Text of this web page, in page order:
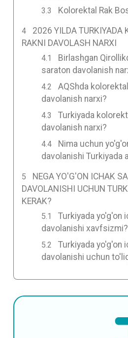
Kolorektal Rak
2026 YILDA TURKIYADA
RAKNI DAVOLASH NARXI
Birlashgan
saraton davolanish
AQShda
davolanish narxi?
Turkiyada
davolanish narxi?
Nima uchun
davolanishi Turkiyada
NEGA YO'G'ON ICHAK
DAVOLANISHI UCHUN
KERAK?
Turkiyada yo'g'on
davolanishi xavfsizmi?
Turkiyada yo'g'on
davolanishi uchun